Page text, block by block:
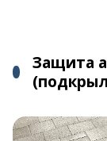
Защита